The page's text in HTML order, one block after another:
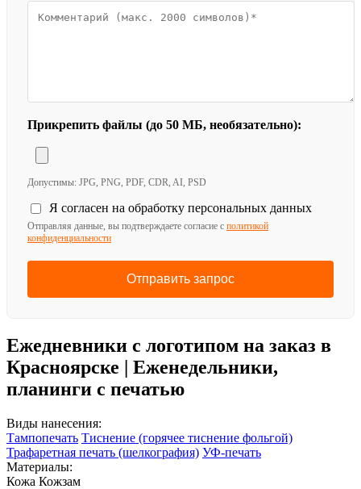
Прикрепить файлы (до 50 МБ, необязательно):
Допустимы: JPG, PNG, PDF, CDR, AI, PSD
Я согласен на обработку персональных данных
Отправляя данные, вы подтверждаете согласие с политикой
конфиденциальности
Отправить запрос
Ежедневники с логотипом на заказ в
Красноярске | Еженедельники,
планинги с печатью
Виды нанесения:
Тампопечать Тиснение (горячее тиснение фольгой)
Трафаретная печать (шелкография) УФ-печать
Материалы:
Кожа Кожзам